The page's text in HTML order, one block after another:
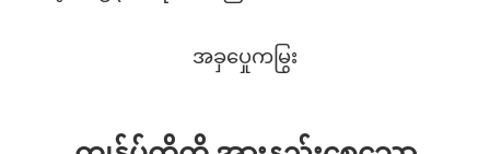
အခှပှေုကမြွး